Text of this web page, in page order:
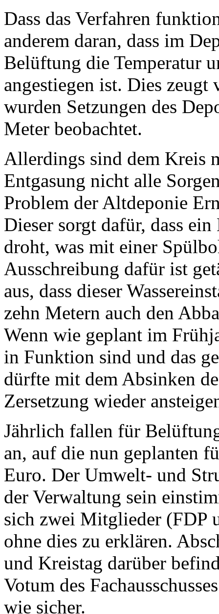
Dass das Verfahren
anderem daran, dass im
Belüftung die Temperatur
angestiegen ist. Dies zeugt
wurden Setzungen des
Meter beobachtet.
Allerdings sind dem Kreis
Entgasung nicht alle
Problem der Altdeponie
Dieser sorgt dafür, dass
droht, was mit einer
Ausschreibung dafür ist
aus, dass dieser
zehn Metern auch den
Wenn wie geplant im
in Funktion sind und das
dürfte mit dem Absinken
Zersetzung wieder
Jährlich fallen für
an, auf die nun geplanten
Euro. Der Umwelt- und
der Verwaltung sein
sich zwei Mitglieder (FDP
ohne dies zu erklären.
und Kreistag darüber
Votum des
wie sicher.